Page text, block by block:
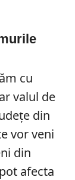
cu
valul de
din
vor veni
din
afecta